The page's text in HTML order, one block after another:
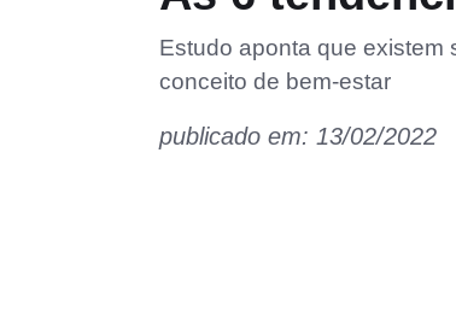
Estudo aponta que existem
conceito de bem-estar
publicado em: 13/02/2022